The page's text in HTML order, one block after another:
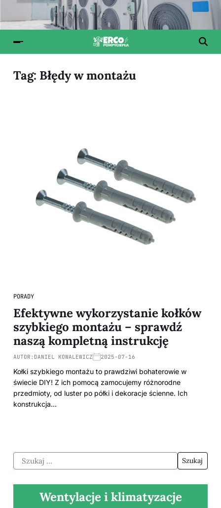
Tag: Błędy w montażu
PORADY
Efektywne wykorzystanie kołków
szybkiego montażu – sprawdź
naszą kompletną instrukcję
AUTOR: DANIEL KOWALEWICZ 2025-07-16
Kołki szybkiego montażu to prawdziwi bohaterowie w
świecie DIY! Z ich pomocą zamocujemy różnorodne
przedmioty, od luster po półki i dekoracje ścienne. Ich
konstrukcja…
Wentylacje i klimatyzacje